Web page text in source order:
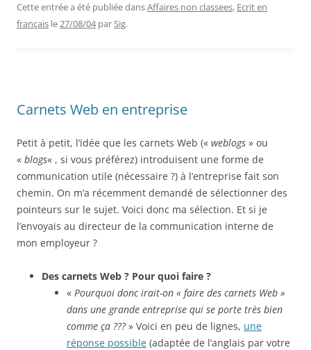
Cette entrée a été publiée dansAffaires non classees, Ecrit en
français le27/08/04 parSig.
Carnets Web en entreprise
Petit à petit, l’idée que les carnets Web (« weblogs » ou
« blogs« , si vous préférez) introduisent une forme de
communication utile (nécessaire ?) à l’entreprise fait son
chemin. On m’a récemment demandé de sélectionner des
pointeurs sur le sujet. Voici donc ma sélection. Et si je
l’envoyais au directeur de la communication interne de
mon employeur ?
Des carnets Web ? Pour quoi faire ?
« Pourquoi donc irait-on « faire des carnets Web »
dans une grande entreprise qui se porte très bien
comme ça ???» Voici en peu de lignes, une
réponse possible (adaptée de l’anglais par votre